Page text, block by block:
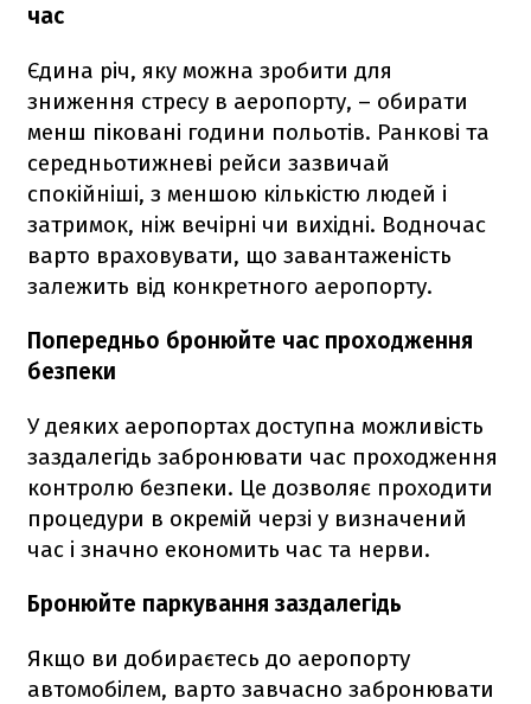
час
Єдина річ, яку можна зробити для
зниження стресу в аеропорту, – обирати
менш піковані години польотів. Ранкові та
середньотижневі рейси зазвичай
спокійніші, з меншою кількістю людей і
затримок, ніж вечірні чи вихідні. Водночас
варто враховувати, що завантаженість
залежить від конкретного аеропорту.
Попередньо бронюйте час проходження
безпеки
У деяких аеропортах доступна можливість
заздалегідь забронювати час проходження
контролю безпеки. Це дозволяє проходити
процедури в окремій черзі у визначений
час і значно економить час та нерви.
Бронюйте паркування заздалегідь
Якщо ви добираєтесь до аеропорту
автомобілем, варто завчасно забронювати